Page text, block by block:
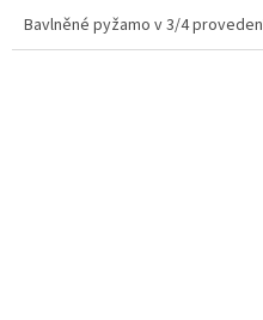
Bavlněné pyžamo v 3/4